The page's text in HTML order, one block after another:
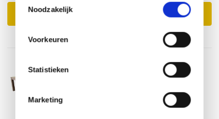
Noodzakelijk
Voorkeuren
Statistieken
Marketing
Toevoegen aan winkelwagen